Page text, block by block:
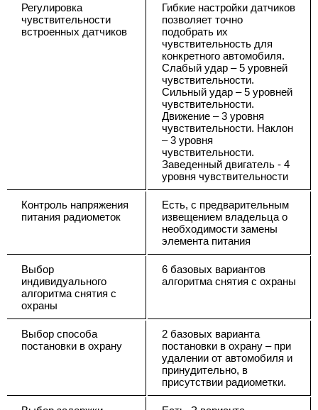
Регулировка
чувствительности
встроенных датчиков
Гибкие настройки датчиков
позволяет точно
подобрать их
чувствительность для
конкретного автомобиля.
Слабый удар – 5 уровней
чувствительности.
Сильный удар – 5 уровней
чувствительности.
Движение – 3 уровня
чувствительности. Наклон
– 3 уровня
чувствительности.
Заведенный двигатель - 4
уровня чувствительности
Контроль напряжения
питания радиометок
Есть, с предварительным
извещением владельца о
необходимости замены
элемента питания
Выбор
индивидуального
алгоритма снятия с
охраны
6 базовых вариантов
алгоритма снятия с охраны
Выбор способа
постановки в охрану
2 базовых варианта
постановки в охрану – при
удалении от автомобиля и
принудительно, в
присутствии радиометки.